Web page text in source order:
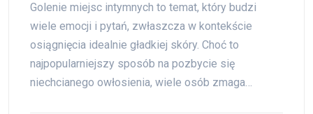
Golenie miejsc intymnych to temat, który budzi
wiele emocji i pytań, zwłaszcza w kontekście
osiągnięcia idealnie gładkiej skóry. Choć to
najpopularniejszy sposób na pozbycie się
niechcianego owłosienia, wiele osób zmaga…